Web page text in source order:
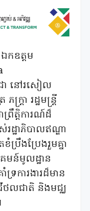
កឧត្តម
ជា នៅរសៀល
ត្រា រដ្ឋមន្ត្រី
រឹត្តិការណ៍ដ៏
ដ្ឋាភិបាលឥណ្ឌា
រឹងប្រែងរួមគ្នា
មន៍មូលដ្ឋាន
រការងារដ៏មាន
ជីថលជាតិ និងមជ្ឈ